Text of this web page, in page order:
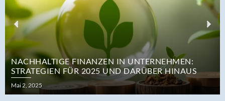
NACHHALTIGE FINANZEN IN UNTERNEHMEN:
STRATEGIEN FÜR 2025 UND DARÜBER HINAUS
Posted
on
Mai 2, 2025
Previous